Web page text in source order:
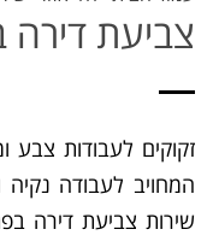
צביעת
זקוקים לעבודות צבע
המחויב לעבודה נקיה
שירות צביעת דירה